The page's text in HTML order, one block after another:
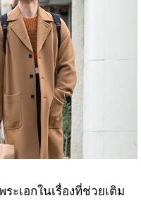
ะเอกในเรื่องที่ช่วยเติม